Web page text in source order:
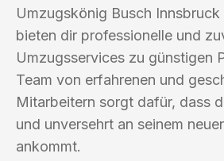
Umzugskönig Busch
bieten dir professionelle und
Umzugsservices zu günstigen
Team von erfahrenen und
Mitarbeitern sorgt dafür, dass
und unversehrt an seinem
ankommt.